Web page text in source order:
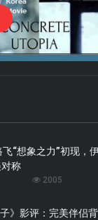
“想象之力”初现，
称
2005
》影评：完美伴侣